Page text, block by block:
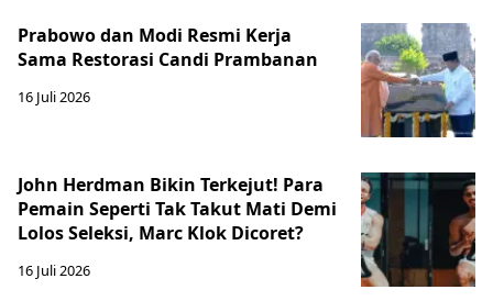
Prabowo dan Modi Resmi Kerja
Sama Restorasi Candi Prambanan
16 Juli 2026
John Herdman Bikin Terkejut! Para
Pemain Seperti Tak Takut Mati Demi
Lolos Seleksi, Marc Klok Dicoret?
16 Juli 2026